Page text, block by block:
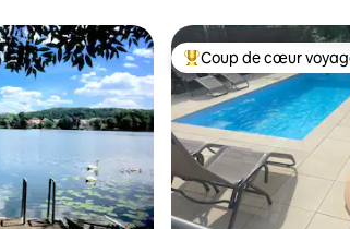
Coups de cœur
Coup de cœur